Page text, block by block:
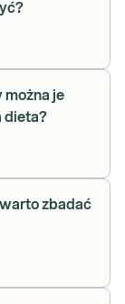
można je
dieta?
zbadać